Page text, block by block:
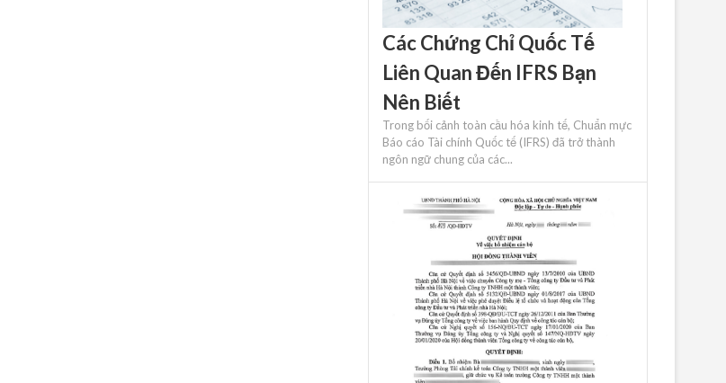
Các Chứng Chỉ Quốc Tế
Liên Quan Đến IFRS Bạn
Nên Biết
Trong bối cảnh toàn cầu hóa kinh tế, Chuẩn mực
Báo cáo Tài chính Quốc tế (IFRS) đã trở thành
ngôn ngữ chung của các...